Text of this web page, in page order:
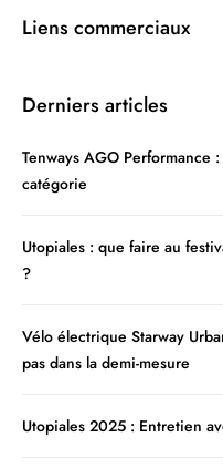
Liens commerciaux
Derniers articles
Tenways AGO
catégorie
Utopiales : que faire au
?
Vélo électrique Starway
pas dans la demi-mesure
Utopiales 2025 : Entretien